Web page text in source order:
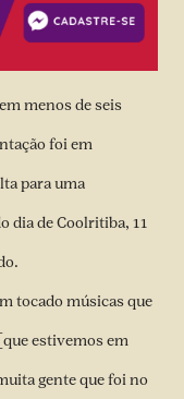
menos de seis
foi em
parauma
dia de Coolritiba, 11
.
tocado músicas que
estivemos em
gente que foi no